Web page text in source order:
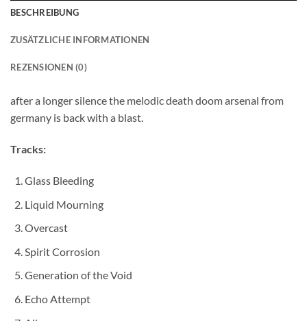
BESCHREIBUNG
ZUSÄTZLICHE INFORMATIONEN
REZENSIONEN (0)
after a longer silence the melodic death doom arsenal from
germany is back with a blast.
Tracks:
Glass Bleeding
Liquid Mourning
Overcast
Spirit Corrosion
Generation of the Void
Echo Attempt